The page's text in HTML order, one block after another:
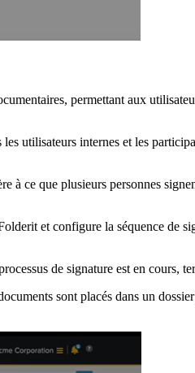
permettant aux
utilisateurs internes et les
à ce que plusieurs personnes
et configure la séquence de
de signature est en cours,
sont placés dans un